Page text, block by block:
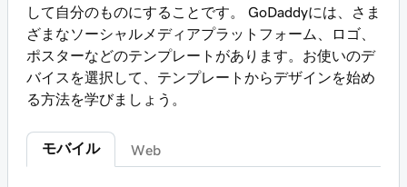
して自分のものにすることです。 GoDaddyには、さま
ざまなソーシャルメディアプラットフォーム、ロゴ、
ポスターなどのテンプレートがあります。お使いのデ
バイスを選択して、テンプレートからデザインを始め
る方法を学びましょう。
モバイル Web